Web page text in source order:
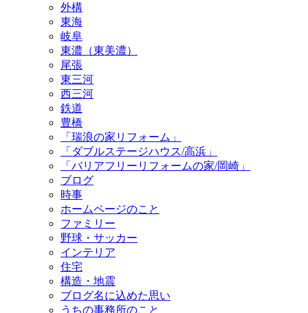
外構
東海
岐阜
東濃（東美濃）
尾張
東三河
西三河
鉄道
豊橋
「瑞浪の家リフォーム」
「ダブルステージハウス/高浜」
「バリアフリーリフォームの家/岡崎」
ブログ
時事
ホームページのこと
ファミリー
野球・サッカー
インテリア
住宅
構造・地震
ブログ名に込めた思い
うちの事務所のこと